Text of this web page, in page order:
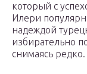
который с
Илери
надеждой
избирательно
снимаясь редко.